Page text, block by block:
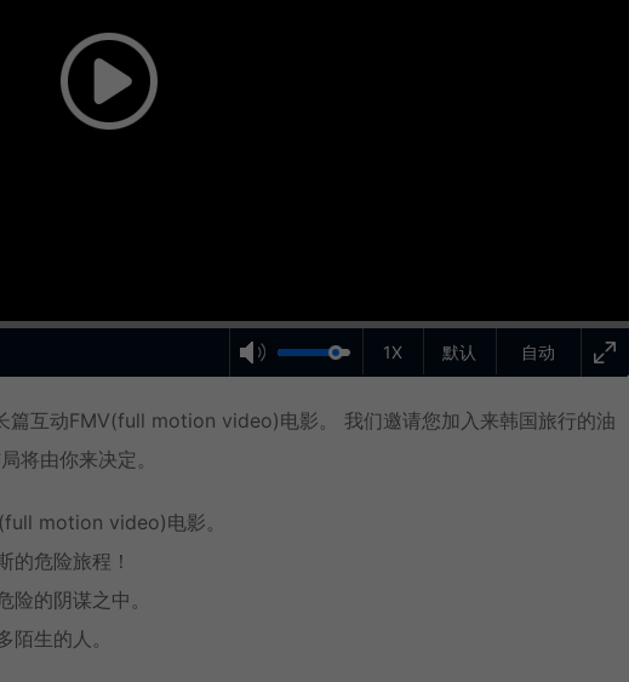
自动
1X 默认
互动FMV(full motion video)电影。 我们邀请您加入来韩国旅行的油
将由你来决定。
motion video)电影。
的危险旅程！
的阴谋之中。
生的人。